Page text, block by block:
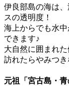
伊良部島の海は
スの透明度！
海上からでも水
できます♪
大自然に囲まれ
訪れたらやみつき
元祖「宮古島・